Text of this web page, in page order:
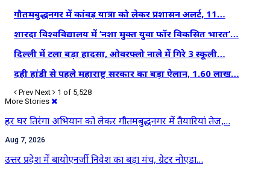
गौतमबुद्धनगर में कांवड़ यात्रा को लेकर प्रशासन अलर्ट, 11…
शारदा विश्वविद्यालय में ‘नशा मुक्त युवा फॉर विकसित भारत’…
दिल्ली में टला बड़ा हादसा, ओवरफ्लो नाले में गिरे 3 स्कूली…
दही हांडी से पहले महाराष्ट्र सरकार का बड़ा ऐलान, 1.60 लाख…
Prev Next
1 of 5,528
More Stories
हर घर तिरंगा अभियान को लेकर गौतमबुद्धनगर में तैयारियां तेज,…
Aug 7, 2026
उत्तर प्रदेश में बायोएनर्जी निवेश का बड़ा मंच, ग्रेटर नोएडा…